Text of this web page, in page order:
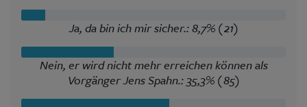
Ja, da bin ich mir sicher.: 8,7% (21)
Nein, er wird nicht mehr erreichen können als
Vorgänger Jens Spahn.: 35,3% (85)